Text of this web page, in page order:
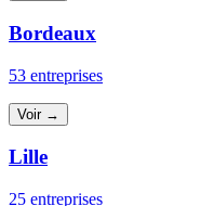
Bordeaux
53 entreprises
Voir →
Lille
25 entreprises